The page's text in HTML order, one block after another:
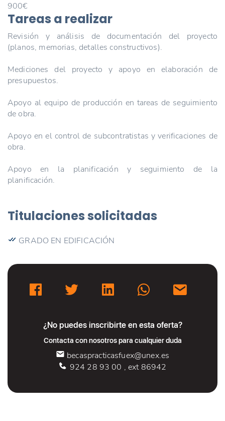
900€
Tareas a realizar
Revisión y análisis de documentación del proyecto
(planos, memorias, detalles constructivos).
Mediciones del proyecto y apoyo en elaboración de
presupuestos.
Apoyo al equipo de producción en tareas de seguimiento
de obra.
Apoyo en el control de subcontratistas y verificaciones de
obra.
Apoyo en la planificación y seguimiento de la
planificación.
Titulaciones solicitadas
GRADO EN EDIFICACIÓN
¿No puedes inscribirte en esta oferta?
Contacta con nosotros para cualquier duda
becaspracticasfuex@unex.es
924 28 93 00 , ext 86942